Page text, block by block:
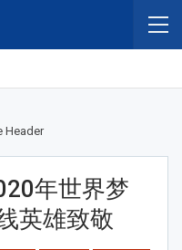
年世界梦
英雄致敬